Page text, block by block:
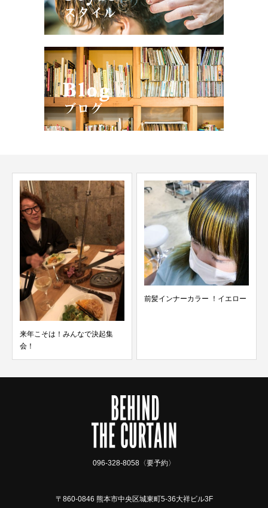
決起集
前髪インナーカラー ！イエロー スタッフ募集！！
096-328-8058〈要予約〉
〒860-0846 熊本市中央区城東町5-36大祥ビル3F